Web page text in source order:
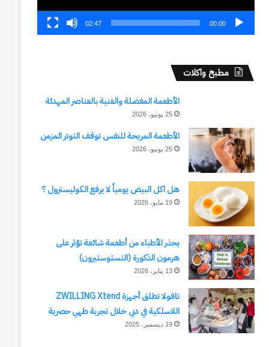
00:00
02:47
مطبخ واكلات
الأطعمة المفضلة والغنية بالعناصر المهدئة
25 يونيو، 2026
الأطعمة المريحة للنفس توقف التوتر المزمن
25 يونيو، 2026
هل اكل البيض يومياً لا يرفع الكوليسترول ؟
19 مايو، 2026
يحذر الأطباء من أطعمة شائعة تؤثر على
هرمون الذكورة (التستوستيرون)
13 يناير، 2026
تافولا تطلق أجهزة ZWILLING Xtend
اللاسلكية في دبي خلال تجربة طهي حصرية
19 ديسمبر، 2025